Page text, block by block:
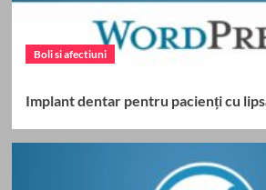
Boli si afectiuni
Implant dentar pentru pacienți cu